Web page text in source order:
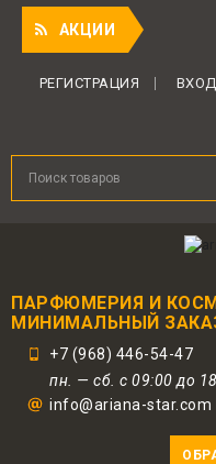
АКЦИИ
РЕГИСТРАЦИЯ
ВХОД
ПАРФЮМЕРИЯ И
МИНИМАЛЬНЫЙ
+7 (968) 446-54-47
пн. — сб. с 09:00 до
info@ariana-star.com
Для
от